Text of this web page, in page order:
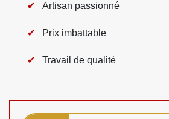
Artisan passionné
Prix imbattable
Travail de qualité